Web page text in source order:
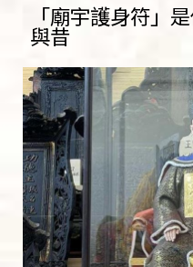
「廟宇護身符」
與昔